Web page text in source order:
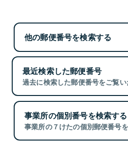
他の郵便番号を検索する
最近検索した郵便番号
過去に検索した郵便番号をご覧い
事業所の個別番号を検索する
事業所の７けたの個別郵便番号